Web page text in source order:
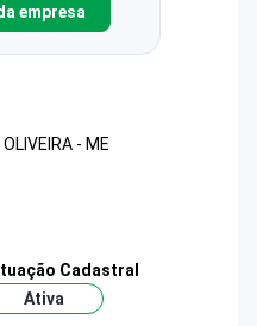
empresa
- ME
Cadastral
Ativa